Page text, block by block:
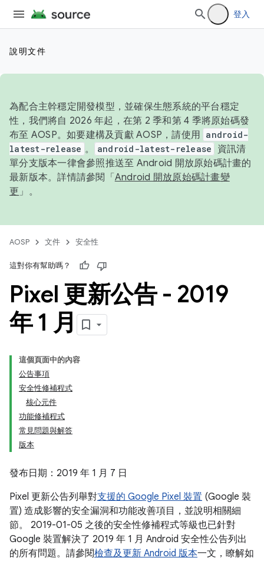
登入
說明文件
為配合主幹穩定開發模型，並確保生態系統的平台穩定
性，我們將自 2026 年起，在第 2 季和第 4 季將原始碼發
布至 AOSP。如要建構及貢獻 AOSP，請使用 android-
latest-release 。 android-latest-release
資訊清
單分支版本一律會參照推送至 Android 開放原始碼計畫的
最新版本。詳情請參閱「 Android 開放原始碼計畫變
更 」。
AOSP 文件 安全性
這對你有幫助嗎？
Pixel 更新公告 - 2019
年 1 月
這個頁面中的內容
公告事項
安全性修補程式
核心元件
功能修補程式
常見問題與解答
版本
發布日期：2019 年 1 月 7 日
Pixel 更新公告列舉對支援的 Google Pixel 裝置 (Google 裝
置) 造成影響的安全漏洞和功能改善項目，並說明相關細
節。 2019-01-05 之後的安全性修補程式等級也已針對
Google 裝置解決了 2019 年 1 月 Android 安全性公告列出
的所有問題。請參閱檢查及更新 Android 版本一文，瞭解如